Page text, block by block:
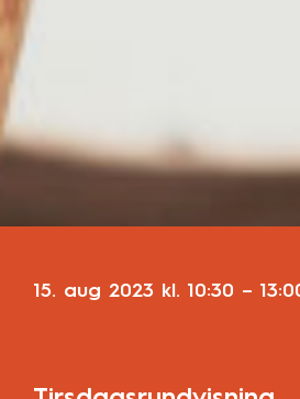
15. aug 2023 kl. 10:30 –